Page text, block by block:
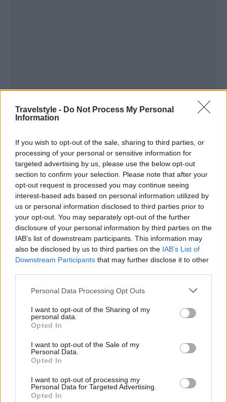
Travelstyle - Do Not Process My Personal
Information
If you wish to opt-out of the sale, sharing to third parties, or
processing of your personal or sensitive information for
targeted advertising by us, please use the below opt-out
section to confirm your selection. Please note that after your
opt-out request is processed you may continue seeing
interest-based ads based on personal information utilized by
us or personal information disclosed to third parties prior to
your opt-out. You may separately opt-out of the further
disclosure of your personal information by third parties on the
IAB’s list of downstream participants. This information may
also be disclosed by us to third parties on the IAB’s List of
Downstream Participants that may further disclose it to other
Please note that this website/app uses one or more Google
not limited to your visit or usage behaviour. You may click to
grant or deny consent to Google and its third-party tags to
use your data for below specified purposes in below Google
consent section.
Personal Data Processing Opt Outs
I want to opt-out of the Sharing of my
personal data.
Opted In
I want to opt-out of the Sale of my
Personal Data.
Opted In
I want to opt-out of processing my
Personal Data for Targeted Advertising.
Opted In
Αν δε θέλετε να απευθυνθείτε σε κάποιο γραφείο
αλλά σκοπεύετε να κλείσετε μόνοι σας τις διακοπές
του προορισμού, το πού θα μείνετε και τι μπορείτε
ασφάλειά σας, επομένως δεν είναι όλα τα μέρη
κεντρικό κι όχι κακόφημο σημείο που να βρίσκεται
κοντά σε αξιοθέατα. Να έχετε μαζί σας τα
απαραίτητα χρήματα και να μην είστε αφελείς.
Επίσης, αν σας αρέσουν τα μακρινά και